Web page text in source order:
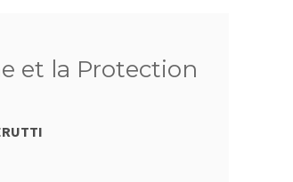
et la Protection